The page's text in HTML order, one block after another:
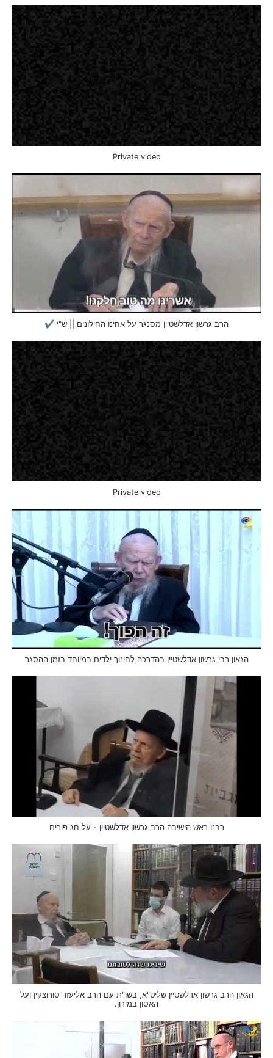
Private video
הרב גרשון אדלשטיין מסנגר על אחינו החילונים || ש"י ✔
Private video
הגאון רבי גרשון אדלשטיין בהדרכה לחינוך ילדים במיוחד בזמן ההסגר
רבנו ראש הישיבה הרב גרשון אדלשטיין - על חג פורים
הגאון הרב גרשון אדלשטיין שליט"א, בשו"ת עם הרב אליעזר סורוצקין ועל
האסון במירון.